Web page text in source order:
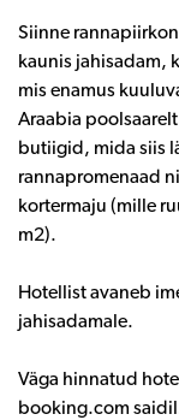
Siinne
kaunis jahisadam,
mis enamus
Araabia
butiigid, mida siis
rannapromenaad
kortermaju (mille
m2).
Hotellist avaneb
jahisadamale.
Väga hinnatud
booking.com